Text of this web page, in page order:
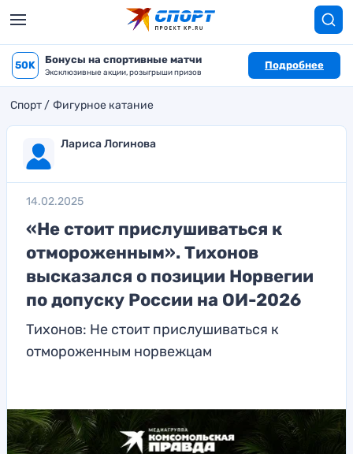
50K Бонусы на спортивные матчи
Эксклюзивные акции, розыгрыши призов
Подробнее
Спорт Фигурное катание
Лариса Логинова
14.02.2025
«Не стоит прислушиваться к
отмороженным». Тихонов
высказался о позиции Норвегии
по допуску России на ОИ-2026
Тихонов: Не стоит прислушиваться к
отмороженным норвежцам